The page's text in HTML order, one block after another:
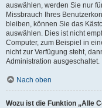
auswählen, werden Sie nur
Missbrauch Ihres
bleiben, können Sie das
auswählen. Dies ist nicht
Computer, zum Beispiel in
nicht zur Verfügung steht,
Administration ausgeschaltet.
Nach oben
Wozu ist die Funktion „Alle